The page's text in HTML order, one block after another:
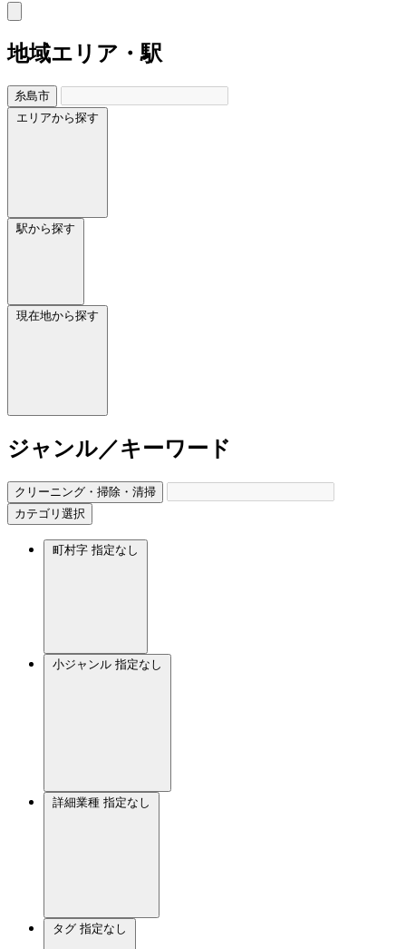
地域エリア・駅
糸島市
エリアから探す
駅から探す
現在地から探す
ジャンル／キーワード
クリーニング・掃除・清掃
カテゴリ選択
町村字 指定なし
小ジャンル 指定なし
詳細業種 指定なし
タグ 指定なし